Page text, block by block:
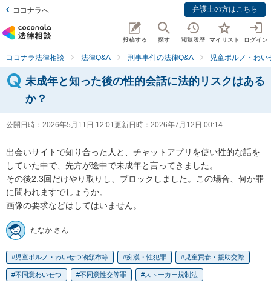
ココナラへ 弁護士の方はこちら
投稿する 探す 閲覧履歴 マイリスト ログイン
ココナラ法律相談 法律Q&A 刑事事件の法律Q&A 児童ポルノ・わ
未成年と知った後の性的会話に法的リスクはある
か？
公開日時： 2026年5月11日 12:01更新日時： 2026年7月12日 00:14
出会いサイトで知り合った人と、チャットアプリを使い性的な話を
していた中で、先方が途中で未成年と言ってきました。
その後2.3回だけやり取りし、ブロックしました。この場合、何か罪
に問われますでしょうか。
画像の要求などはしてはいません。
たなか さん
児童ポルノ・わいせつ物頒布等 痴漢・性犯罪 児童買春・援助交際
不同意わいせつ 不同意性交等罪 ストーカー規制法